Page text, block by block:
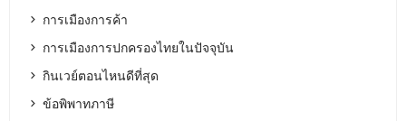
การเมืองการค้า
การเมืองการปกครองไทยในปัจจุบัน
กินเวย์ตอนไหนดีที่สุด
ข้อพิพาทภาษี